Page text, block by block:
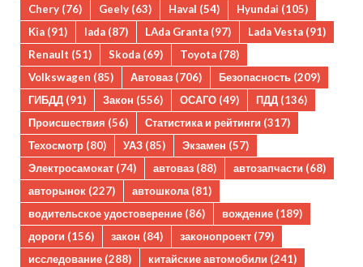
Chery (76) Geely (63) Haval (54) Hyundai (105)
Kia (91) lada (87) LAda Granta (97) Lada Vesta (91)
Renault (51) Skoda (69) Toyota (78)
Volkswagen (85) Автоваз (706) Безопасность (209)
ГИБДД (91) Закон (556) ОСАГО (49) ПДД (136)
Происшествия (56) Статистика и рейтинги (317)
Техосмотр (80) УАЗ (85) Экзамен (57)
Электросамокат (74) автоваз (88) автозапчасти (68)
авторынок (227) автошкола(81)
водительское удостоверение (86) вождение (189)
дороги (156) закон (84) законопроект (79)
исследование (288) китайские автомобили (241)